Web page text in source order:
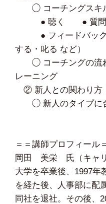
◯ コーチングスキ
● 聴く ● 質問
● フィードバック
する・叱る など）
◯ コーチングの流
レーニング
② 新人との関わり方
◯ 新人のタイプに合
＝＝講師プロフィール
岡田 美栄 氏（キャリ
大学を卒業後、1997年
を経た後、人事部に配
同社を退社。その後、